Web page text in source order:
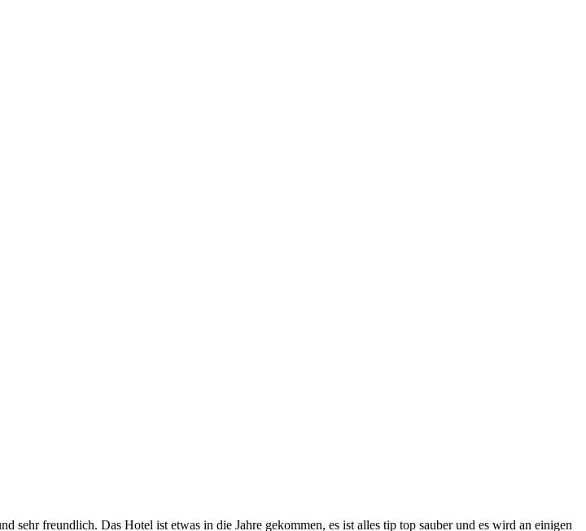
sehr freundlich. Das Hotel ist etwas in die Jahre gekommen, es ist alles tip top sauber und es wird an einigen